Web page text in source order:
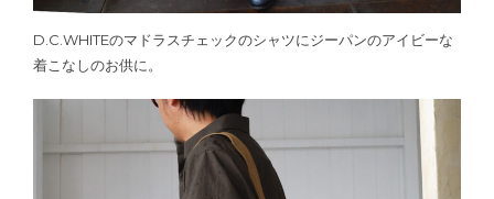
D.C.WHITEのマドラスチェックのシャツにジーパンのアイビーな
着こなしのお供に。